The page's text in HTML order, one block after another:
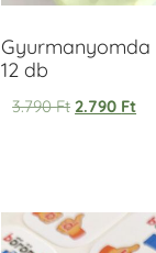
Gyurmanyomda
12 db
3.790Ft 2.790 Ft